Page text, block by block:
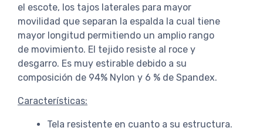
el escote, los tajos laterales para mayor
movilidad que separan la espalda la cual tiene
mayor longitud permitiendo un amplio rango
de movimiento. El tejido resiste al roce y
desgarro. Es muy estirable debido a su
composición de 94% Nylon y 6 % de Spandex.
Características:
Tela resistente en cuanto a su estructura.